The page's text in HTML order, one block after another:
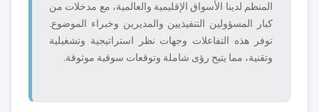
المنظم لدينا الأسواق الإقليمية والعالمية، مع مدخلات من
كبار المسؤولين التنفيذيين والمديرين وخبراء الموضوع.
توفر هذه التفاعلات وجهات نظر استراتيجية وتشغيلية
وتقنية، مما يتيح رؤى شاملة وتوقعات سوقية موثوقة.